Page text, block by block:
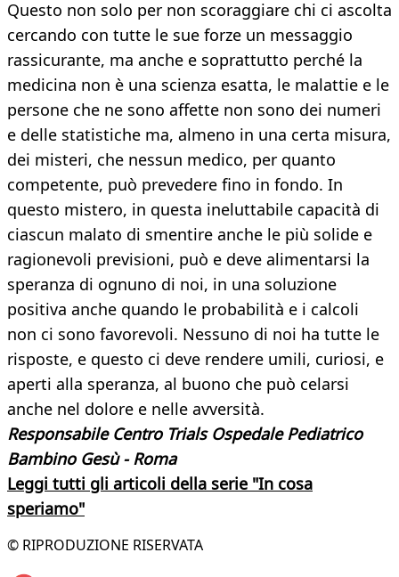
Questo non solo per non scoraggiare chi ci ascolta
cercando con tutte le sue forze un messaggio
rassicurante, ma anche e soprattutto perché la
medicina non è una scienza esatta, le malattie e le
persone che ne sono affette non sono dei numeri
e delle statistiche ma, almeno in una certa misura,
dei misteri, che nessun medico, per quanto
competente, può prevedere fino in fondo. In
questo mistero, in questa ineluttabile capacità di
ciascun malato di smentire anche le più solide e
ragionevoli previsioni, può e deve alimentarsi la
speranza di ognuno di noi, in una soluzione
positiva anche quando le probabilità e i calcoli
non ci sono favorevoli. Nessuno di noi ha tutte le
risposte, e questo ci deve rendere umili, curiosi, e
aperti alla speranza, al buono che può celarsi
anche nel dolore e nelle avversità.
Responsabile Centro Trials Ospedale Pediatrico
Bambino Gesù - Roma
Leggi tutti gli articoli della serie "In cosa
speriamo"
© RIPRODUZIONE RISERVATA